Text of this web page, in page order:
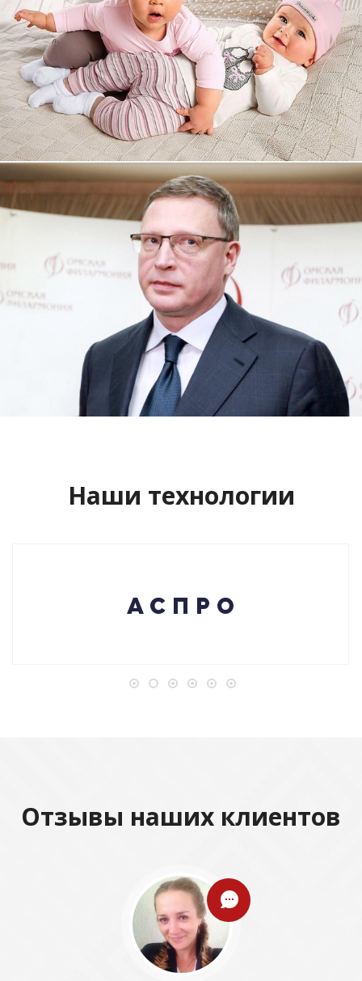
Увеличили выручку интернет-
магазину topdatop.ru на 25%!
Смотреть проект
Сайт кандидата в губернаторы
Буркова Александра Леонидовича
Смотреть проект
Наши технологии
Отзывы наших клиентов